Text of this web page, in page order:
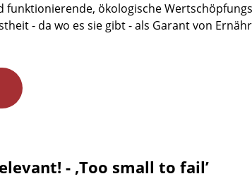
funktionierende, ökologische
- da wo es sie gibt - als Garant von
- ‚Too small to fail’